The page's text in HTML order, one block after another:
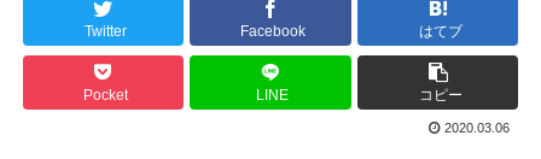
Twitter Facebook はてブ
Pocket LINE コピー
2020.03.06